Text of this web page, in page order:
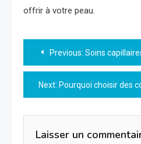
offrir à votre peau.
Navigation
de
l’article
Previous: Soins capillaires
Next: Pourquoi choisir des
Laisser un